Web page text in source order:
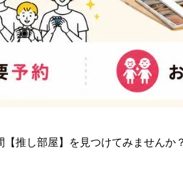
推し部屋】を見つけてみませんか